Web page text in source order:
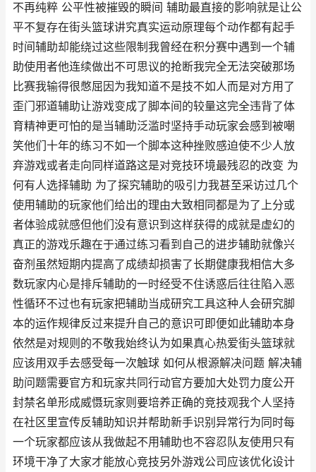
不再纯粹 公平性被摧毁的瞬间 辅助最直接的影响就是让公
平不复存在街头篮球讲究真实运动原理每个动作都有起手
时间辅助却能绕过这些限制我曾经在积分赛中遇到一个辅
助使用者他连续做出不可思议的抢断我完全无法突破那场
比赛我输得很憋屈因为我知道不是技不如人而是对方用了
歪门邪道辅助让游戏变成了脚本间的较量这完全违背了体
育精神更可怕的是当辅助泛滥时坚持手动玩家会感到被嘲
笑他们十年的练习不如一个脚本这种挫败感迫使不少人放
弃游戏或者走向同样道路这是对竞技环境最残忍的改变 为
何有人选择辅助 为了探究辅助的吸引力我甚至采访过几个
使用辅助的玩家他们给出的理由大致相同都是为了上分或
者体验成就感但他们没有意识到这样获得的成就是虚幻的
真正的游戏乐趣在于通过练习看到自己的进步辅助就像兴
奋剂虽然短期内提高了成绩却损害了长期健康我相信大多
数玩家内心是排斥辅助的一时经受不住诱惑后往往陷入恶
性循环不过也有玩家把辅助当成研究工具这种人会研究脚
本的运作规律反过来提升自己的意识可即便如此辅助本身
依然是对规则的不敬我始终认为如果真心热爱街头篮球就
应该用双手去感受每一次触球 如何从根源解决问题 解决辅
助问题需要官方和玩家共同行动官方要加大处罚力度公开
封禁名单形成威慑玩家则要培养正确的竞技观我个人坚持
在社区里宣传反辅助知识并帮助新手识别异常行为同时每
一个玩家都应该从我做起不用辅助也不容忍队友使用只有
环境干净了大家才能放心竞技另外游戏公司应该优化设计